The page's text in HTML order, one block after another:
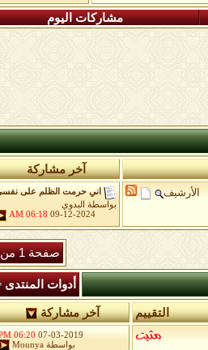
مشاركات اليوم
آخر مشاركة
الأرشيف
اني حرمت الظلم على
بواسطة
البدوي
09-12-2024
06:18 AM
صفحة 1 من 8
أدوات المنتدى
التقييم آخر مشاركة
07-03-2019
06:20 PM
بواسطة Mounya